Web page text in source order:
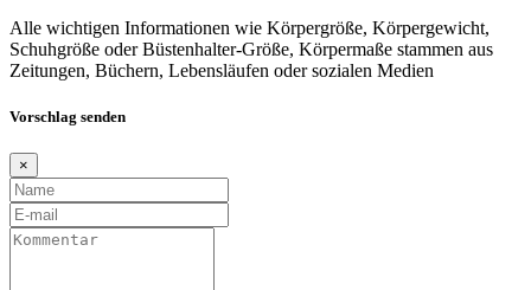
Alle wichtigen Informationen wie Körpergröße, Körpergewicht,
Schuhgröße oder Büstenhalter-Größe, Körpermaße stammen aus
Zeitungen, Büchern, Lebensläufen oder sozialen Medien
Vorschlag senden
×